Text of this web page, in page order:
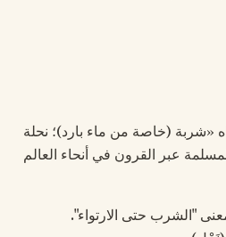
«شربة (خاصة من ماء بارد)؛ نحلة
عبر القرون في أنحاء العالم
"الشرب حتى الارتواء".